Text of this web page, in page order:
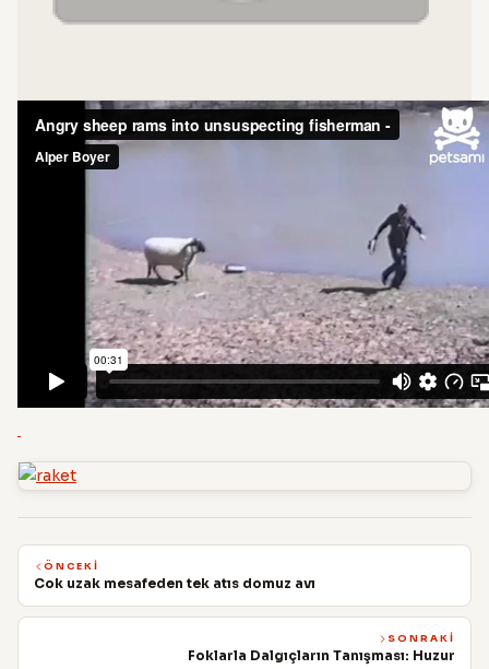
ÖNCEKI
Cok uzak mesafeden tek atıs domuz avı
SONRAKI
Foklarla Dalgıçların Tanışması: Huzur